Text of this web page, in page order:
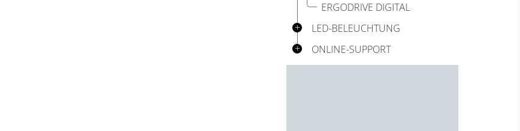
ERGODRIVE DIGITAL
LED-BELEUCHTUNG
ONLINE-SUPPORT